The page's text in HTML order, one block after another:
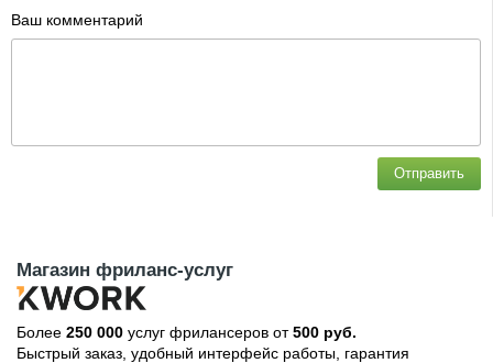
Ваш комментарий
Отправить
Магазин фриланс-услуг
Более 250 000 услуг фрилансеров от500 руб.
Быстрый заказ, удобный интерфейс работы, гарантия